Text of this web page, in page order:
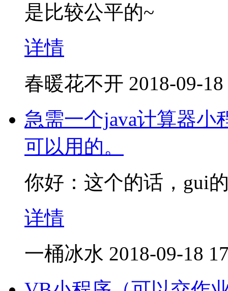
是比较公平的~
详情
春暖花不开 2018-09-
急需一个java计算器小
可以用的。
你好：这个的话，gui
详情
一桶冰水 2018-09-18